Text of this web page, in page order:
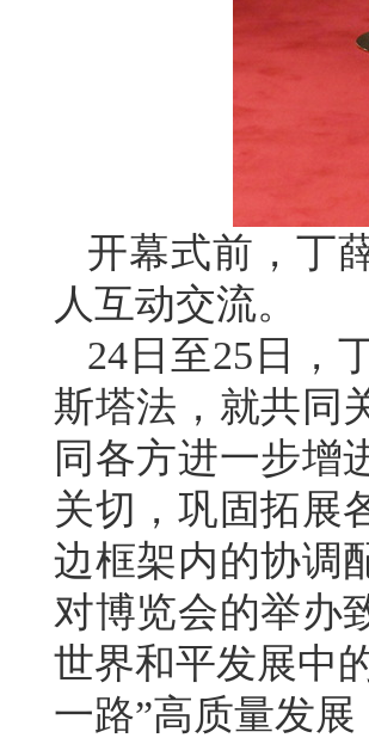
开幕式前，丁
人互动交流。
24日至25日，
斯塔法，就共同
同各方进一步增
关切，巩固拓展
边框架内的协调
对博览会的举办
世界和平发展中
一路”高质量发